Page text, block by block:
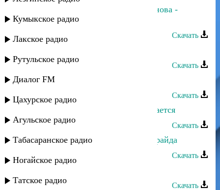
Кумыкское радио
Лакское радио
Рутульское радио
Диалог FM
Цахурское радио
Агульское радио
Табасаранское радио
Ногайское радио
Татское радио
Шарип Гусейнов и Умайра Шахбанова -
Любовь
Скачать
Скачать
Умалав Кебедов - Мой путь
Скачать
Нариман Умаров - Бажама посвящается
Скачать
Нариман Умаров - Орайда райда орайда
Скачать
Скачать